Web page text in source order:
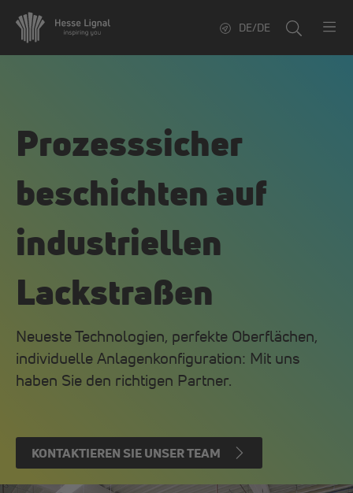
DE/DE
Prozesssicher
beschichten auf
industriellen
Lackstraßen
Neueste Technologien, perfekte Oberflächen,
individuelle Anlagenkonfiguration: Mit uns
haben Sie den richtigen Partner.
KONTAKTIEREN SIE UNSER TEAM